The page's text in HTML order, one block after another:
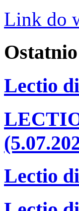
Link do
Ostatnio
Lectio
Lectio